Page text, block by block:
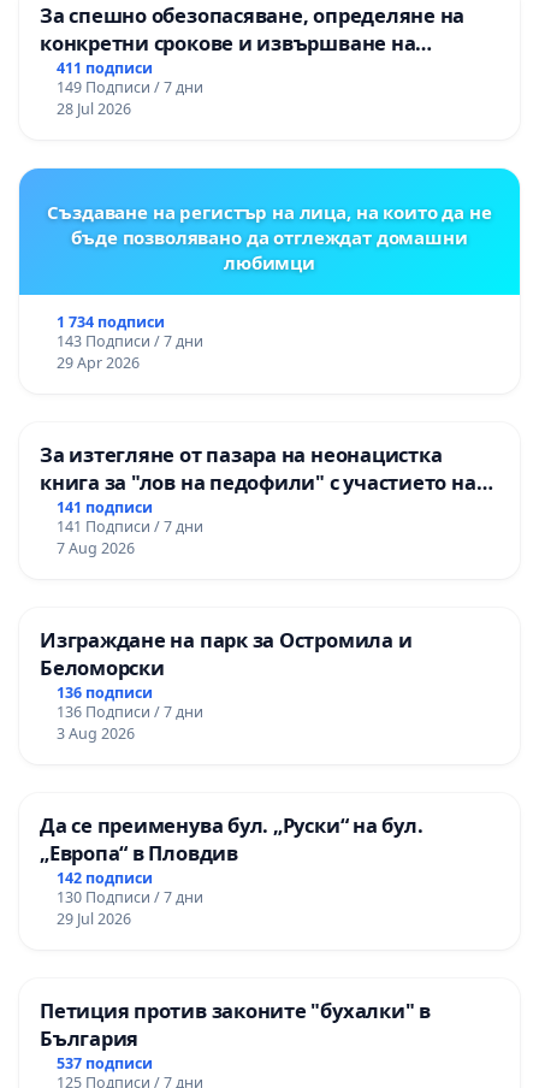
За спешно обезопасяване, определяне на
конкретни срокове и извършване на
цялостна рехабилитация на
републиканския път между пътен възел АМ
„Тракия“ - гр. Ихтиман - с. Мирово - к.к.
411 подписи
149 Подписи / 7 дни
28 Jul 2026
Създаване на регистър на лица, на които да не
бъде позволявано да отглеждат домашни
любимци
1 734 подписи
143 Подписи / 7 дни
29 Apr 2026
За изтегляне от пазара на неонацистка
книга за "лов на педофили" с участието на
деца
141 подписи
141 Подписи / 7 дни
7 Aug 2026
Изграждане на парк за Остромила и
Беломорски
136 подписи
136 Подписи / 7 дни
3 Aug 2026
Да се преименува бул. „Руски“ на бул.
„Европа“ в Пловдив
142 подписи
130 Подписи / 7 дни
29 Jul 2026
Петиция против законите "бухалки" в
България
537 подписи
125 Подписи / 7 дни